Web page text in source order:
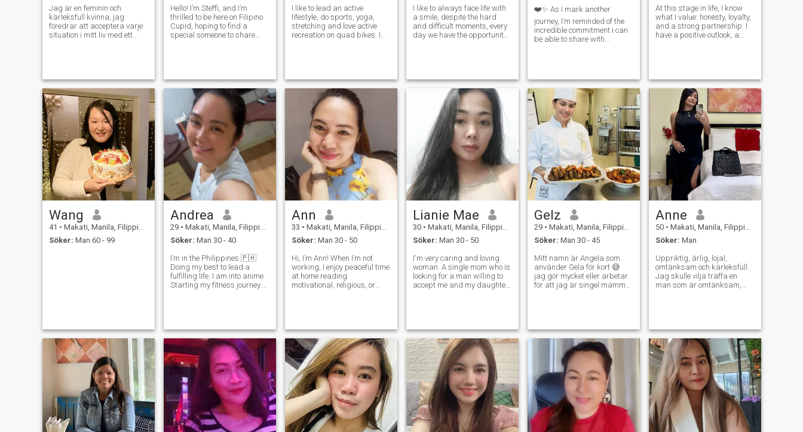
Jag är en feminin och
kärleksfull kvinna, jag
föredrar att acceptera varje
situation i mitt liv med ett
jag är en optimist av
naturen. Jag kommer alltid
att ge glädje till min familjs
liv och stödja min man när
han behöver mig. Jag vill
träffa en man jag älskar och
bryr mig om. Jag är vacker,
snäll, mild, glad, intelligent,
optimistisk, förnuftig och
avslappnad kvinna som
drömmer om perfekt kärlek
med en bra kille. Jag är
också mångsidig,
målmedveten, förstående och
Hello! I’m Steffi, and I’m
thrilled to be here on Filipino
Cupid, hoping to find a
special someone to share
connection, a partner
I like to lead an active
lifestyle, do sports, yoga,
stretching and love active
recreation on quad bikes. I
for life make every day bright
I like to always face life with
a smile, despite the hard
and difficult moments, every
day we have the opportunity
say that he who doe
❤️✨ As I mark another
journey, I’m reminded of the
incredible commitment i can
be able to share with
out”, and persistently proving
At this stage in life, I know
what I value: honesty, loyalty,
and a strong partnership. I
have a positive outlook, a
conversations, and is
interested
Wang
41 • Makati, Manila, Filippinerna
Söker: Man 60 - 99
Andrea
29 • Makati, Manila, Filippinerna
Söker: Man 30 - 40
I’m in the Philippines 🇵🇭
Doing my best to lead a
fulfilling life. I am into anime.
Starting my fitness journey.
Loves the rain. Ment
Ann
33 • Makati, Manila, Filippinerna
Söker: Man 30 - 50
Hi, I’m Ann! When I’m not
working, I enjoy peaceful time
at home reading
motivational, religious, or
about growing mentally,
emotionally
Lianie Mae
30 • Makati, Manila, Filippinerna
Söker: Man 30 - 50
I'm very caring and loving
woman. A single mom who is
looking for a man willing to
accept me and my daughter.
comfort zone with someone
who would m
Gelz
29 • Makati, Manila, Filippinerna
Söker: Man 30 - 45
Mitt namn är Angela som
använder Gela för kort 😅
jag gör mycket eller arbetar
för att jag är singel mamma
arbetar 6 gånger per vecka
så jag kan stödja min
kulinariska skola och stödja
min barn. Jag skulle älska
stränder, trädgårdsarbete
och en försöker hård kock 😂
i har dålig attityd när jag är
hungrig 🤣 jag gör inte gör
diet men jag äter hälsosam
mat åt sidan ris mer ris 😅
jag dricker ibland men när
jag drick jag lovar att jag
Anne
50 • Makati, Manila, Filippinerna
Söker: Man
Uppriktig, ärlig, lojal,
omtänksam och kärleksfull.
Jag skulle vilja träffa en
man som är omtänksam,
sida. Livet är för kort för att
vara så allvarlig hela tiden.
Jag älskar
trädgårdsarbete, älskar
djur och jag gillar ett rent
hus. Jag älskar utomhus
lika mycket som inomhus.
Jag älskar film, sightseeing,
ö hopping och jag älskar
också att laga mat.